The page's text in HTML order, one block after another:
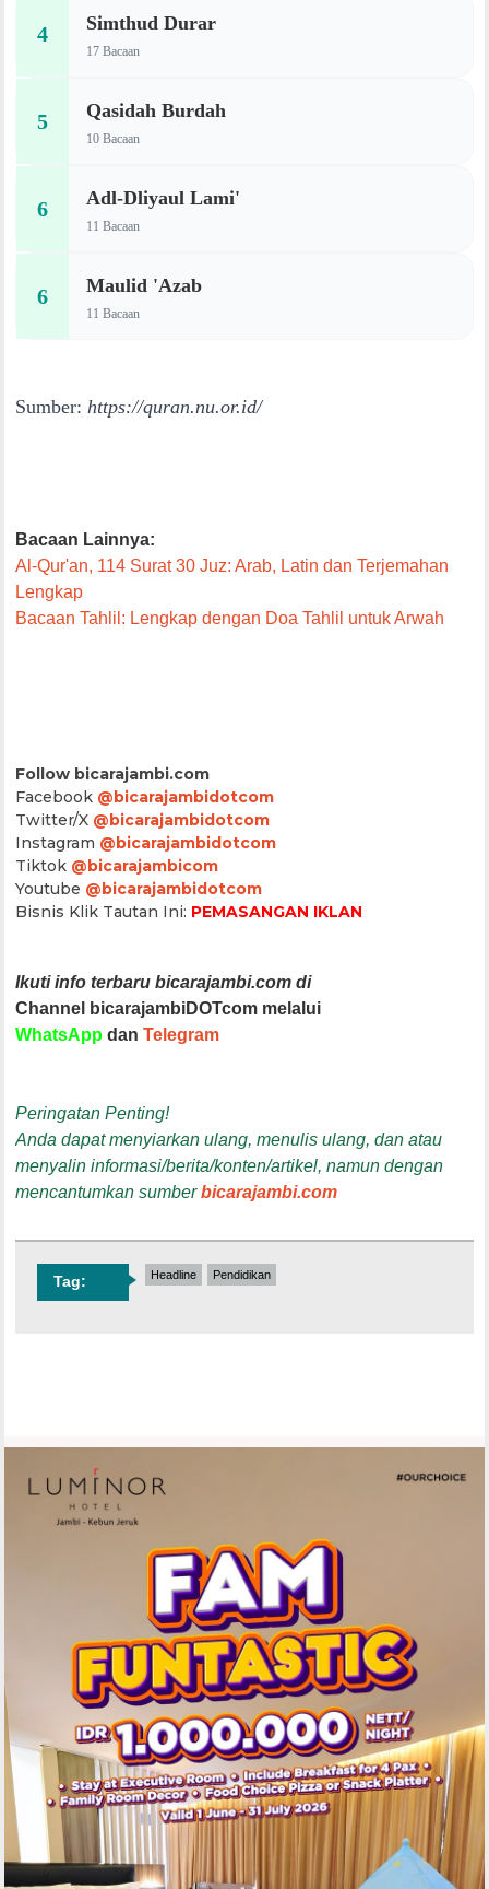
4 Simthud Durar
17 Bacaan
5 Qasidah Burdah
10 Bacaan
6 Adl-Dliyaul Lami'
11 Bacaan
6 Maulid 'Azab
11 Bacaan
Sumber: https://quran.nu.or.id/
Bacaan Lainnya:
Al-Qur'an, 114 Surat 30 Juz: Arab, Latin dan Terjemahan
Lengkap
Bacaan Tahlil: Lengkap dengan Doa Tahlil untuk Arwah
Follow bicarajambi.com
Facebook @bicarajambidotcom
Twitter/X @bicarajambidotcom
Instagram @bicarajambidotcom
Tiktok @bicarajambicom
Youtube @bicarajambidotcom
Bisnis Klik Tautan Ini: PEMASANGAN IKLAN
Ikuti info terbaru bicarajambi.com di
Channel bicarajambiDOTcom melalui
WhatsApp danTelegram
Peringatan Penting!
Anda dapat menyiarkan ulang, menulis ulang, dan atau
menyalin informasi/berita/konten/artikel, namun dengan
mencantumkan sumberbicarajambi.com
Tag: Headline Pendidikan